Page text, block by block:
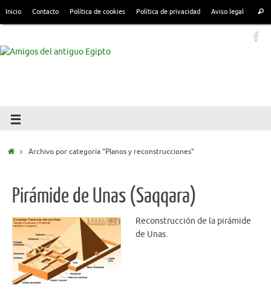
Inicio Contacto Política de cookies Política de privacidad Aviso legal
Archivo por categoría "Planos y reconstrucciones"
Pirámide de Unas (Saqqara)
Reconstrucción de la pirámide
de Unas.